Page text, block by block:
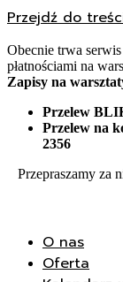
Przejdź do
Obecnie trwa
płatnościami na
Zapisy na
Przelew
Przelew na
2356
Przepraszamy za
O nas
Oferta